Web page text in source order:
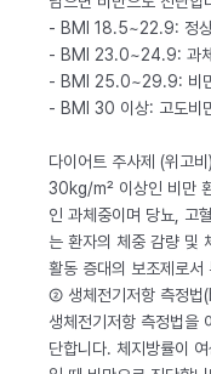
- BMI 18.5~22.9: 정
- BMI 23.0~24.9: 과
- BMI 25.0~29.9: 비
- BMI 30 이상: 고도비
다이어트 주사제 (위고
30kg/m² 이상인 비만
인 과체중이며 당뇨, 고
는 환자의 체중 감량 및
활동 증대의 보조제로서
② 생체전기저항 측정
생체전기저항 측정법을
단합니다. 체지방률이